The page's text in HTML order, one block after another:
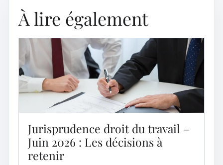
À lire également
Jurisprudence droit du travail –
Juin 2026 : Les décisions à
retenir